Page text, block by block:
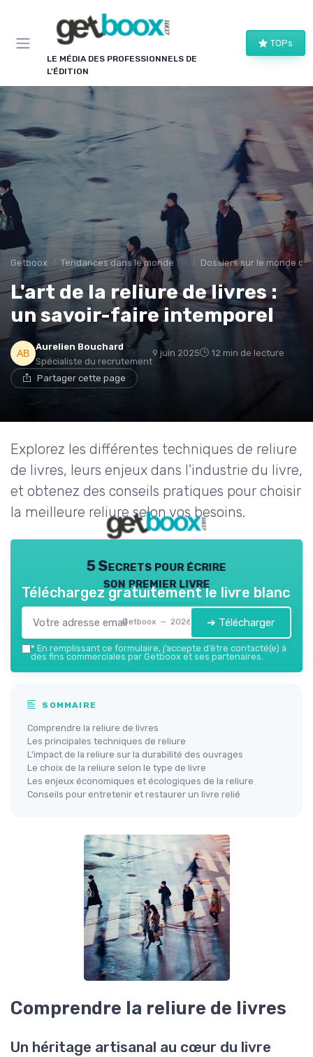
LE MÉDIA DES PROFESSIONNELS DE
L'ÉDITION
TOPs
Getboox Tendances dans le monde du livre Dossiers sur le monde de
L'art de la reliure de livres :
un savoir-faire intemporel
Aurelien Bouchard
Spécialiste du recrutement
9 juin 2025 12 min de lecture
Partager cette page
Explorez les différentes techniques de reliure
de livres, leurs enjeux dans l'industrie du livre,
et obtenez des conseils pratiques pour choisir
la meilleure reliure selon vos besoins.
5 Secrets pour écrire
son premier livre
Getboox — 2026
Téléchargez gratuitement le livre blanc
➔ Télécharger
* En remplissant ce formulaire, j’accepte d’être contacté(e) à
des fins commerciales par Getboox et ses partenaires.
SOMMAIRE
Comprendre la reliure de livres
Les principales techniques de reliure
L'impact de la reliure sur la durabilité des ouvrages
Le choix de la reliure selon le type de livre
Les enjeux économiques et écologiques de la reliure
Conseils pour entretenir et restaurer un livre relié
Comprendre la reliure de livres
Un héritage artisanal au cœur du livre